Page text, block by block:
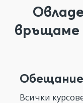
връщаме
Всички